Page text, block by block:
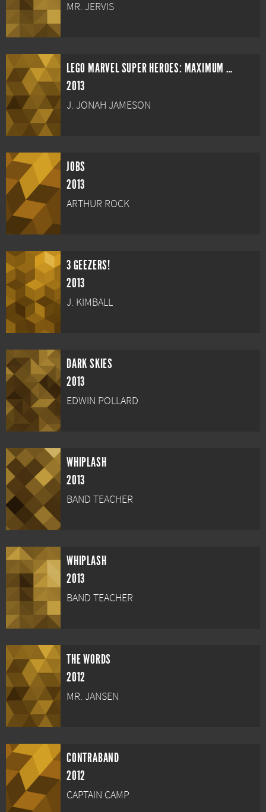
MR. JERVIS
LEGO MARVEL SUPER HEROES: MAXIMUM OVERLOAD
2013
J. JONAH JAMESON
JOBS
2013
ARTHUR ROCK
3 GEEZERS!
2013
J. KIMBALL
DARK SKIES
2013
EDWIN POLLARD
WHIPLASH
2013
BAND TEACHER
WHIPLASH
2013
BAND TEACHER
THE WORDS
2012
MR. JANSEN
CONTRABAND
2012
CAPTAIN CAMP